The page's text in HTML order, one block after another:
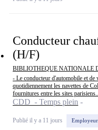
Conducteur
(H/F)
BIBLIOTHEQUE NATIONALE
- Le conducteur d'automobile et
quotidiennement les navettes de
fournitures entre les sites parisiens...
CDD - Temps plein
Publié il y a 11 jours